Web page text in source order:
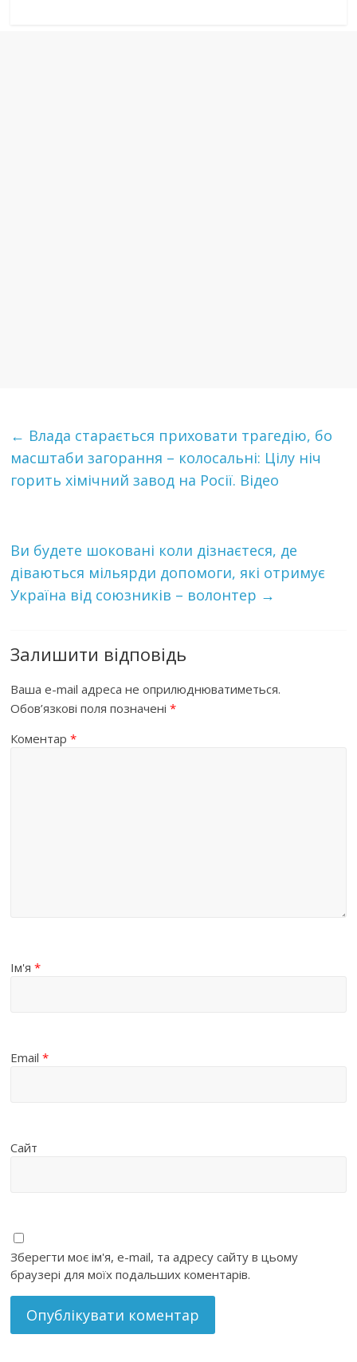
← Влада старається приховати трагедію, бо
масштаби загорання – колосальні: Цілу ніч
горить хімічний завод на Росії. Відео
Ви будете шoкoвaні коли дізнаєтеся, де
діваються мільярди допомоги, які отримує
Україна від союзників – волонтер →
Залишити відповідь
Ваша e-mail адреса не оприлюднюватиметься.
Обов’язкові поля позначені*
Коментар*
Ім'я*
Email*
Сайт
Зберегти моє ім'я, e-mail, та адресу сайту в цьому
браузері для моїх подальших коментарів.